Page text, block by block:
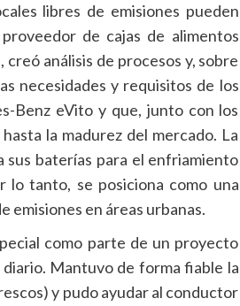
libres de emisiones pueden
de cajas de alimentos
análisis de procesos y, sobre
necesidades y requisitos de los
Benz eVito y que, junto con los
la madurez del mercado. La
baterías para el enfriamiento
tanto, se posiciona como una
emisiones en áreas urbanas.
como parte de un proyecto
Mantuvo de forma fiable la
y pudo ayudar al conductor